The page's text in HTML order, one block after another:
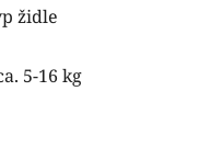
židle
5-16 kg